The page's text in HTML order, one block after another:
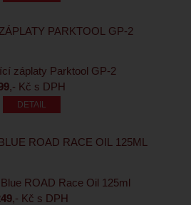
PARKTOOL GP-2
,- Kč s DPH
ROAD RACE OIL 125ML
,- Kč s DPH